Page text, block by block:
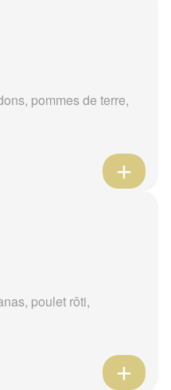
pommes de terre,
poulet rôti,